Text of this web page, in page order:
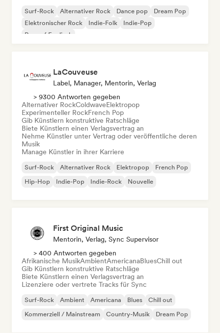
Surf-Rock Alternativer Rock Dance pop
Dream Pop
Elektronischer Rock
Indie-Folk
Indie-Pop
Rap auf Englisch
LaCouveuse
Label, Manager, Mentorin, Verlag
> 9300 Antworten gegeben
Alternativer RockColdwaveElektropop
Experimenteller RockFrench Pop
Gib Künstlern konstruktive Ratschläge
Biete Künstlern einen Verlagsvertrag an
Nehme Künstler unter Vertrag oder veröffentliche deren
Musik
Manage Künstler in ihrer Karriere
Surf-Rock Alternativer Rock Elektropop
French Pop
Hip-Hop
Indie-Pop Indie-Rock Nouvelle
First Original Music
Mentorin, Verlag, Sync Supervisor
> 400 Antworten gegeben
Afrikanische MusikAmbientAmericanaBluesChill out
Gib Künstlern konstruktive Ratschläge
Biete Künstlern einen Verlagsvertrag an
Lizenziere oder vertrete Tracks für Sync
Surf-Rock Ambient Americana Blues
Chill out
Kommerziell / Mainstream
Country-Musik Dream Pop